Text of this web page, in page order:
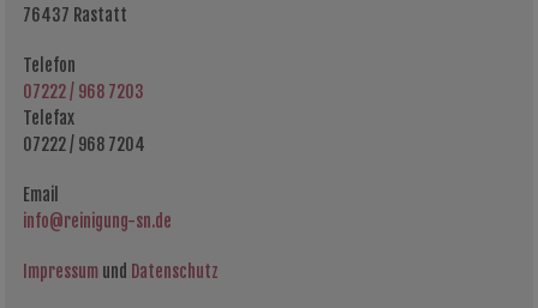
76437 Rastatt
Telefon
07222 / 968 7203
Telefax
07222 / 968 7204
Email
info@reinigung-sn.de
Impressum und Datenschutz